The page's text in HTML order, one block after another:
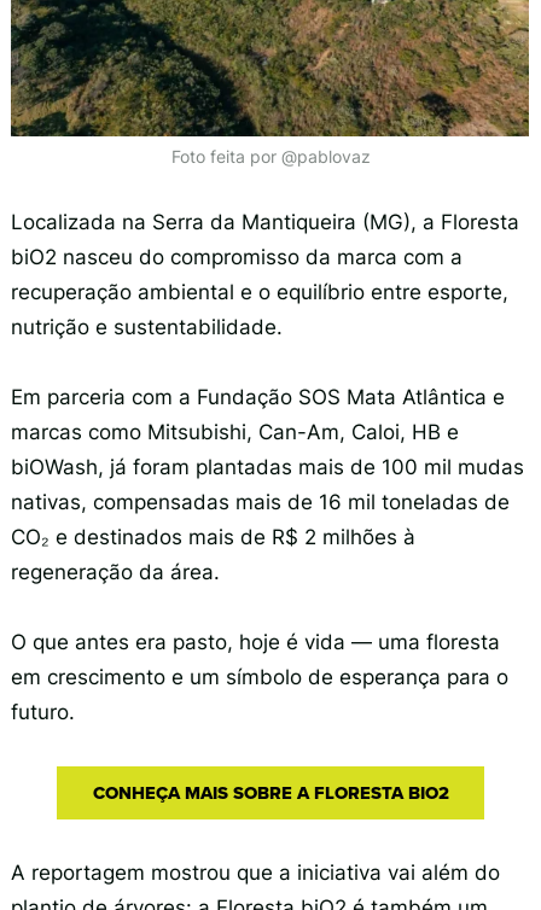
Foto feita por @pablovaz
Localizada na Serra da Mantiqueira (MG), a Floresta
biO2 nasceu do compromisso da marca com a
recuperação ambiental e o equilíbrio entre esporte,
nutrição e sustentabilidade.
Em parceria com a Fundação SOS Mata Atlântica e
marcas como Mitsubishi, Can-Am, Caloi, HB e
biOWash, já foram plantadas mais de 100 mil mudas
nativas, compensadas mais de 16 mil toneladas de
CO₂ e destinados mais de R$ 2 milhões à
regeneração da área.
O que antes era pasto, hoje é vida — uma floresta
em crescimento e um símbolo de esperança para o
futuro.
CONHEÇA MAIS SOBRE A FLORESTA BIO2
A reportagem mostrou que a iniciativa vai além do